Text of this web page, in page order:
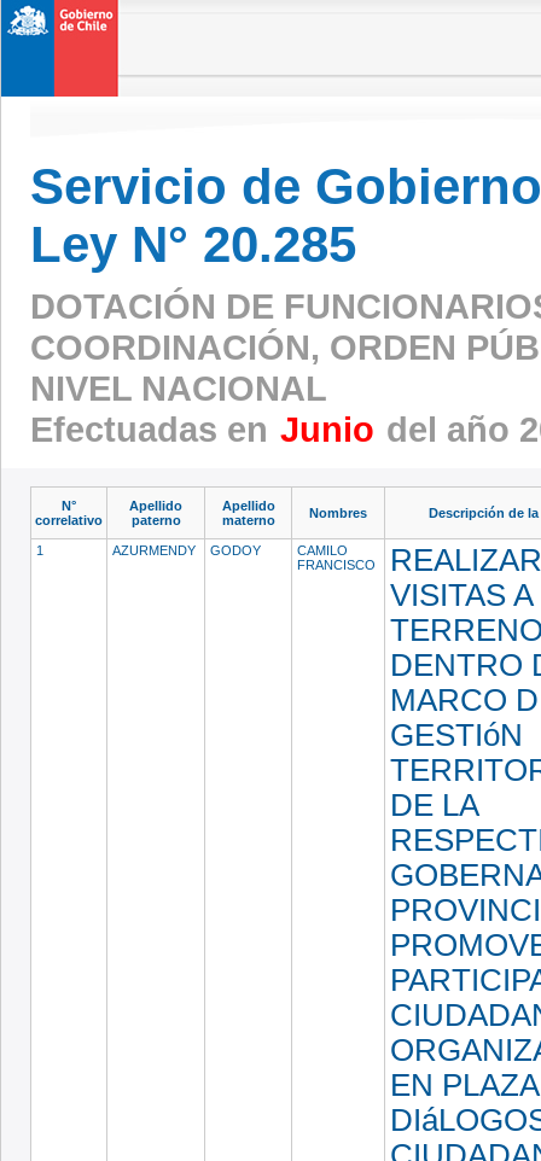
Servicio de
Ley N° 20.285
DOTACIÓN DE
COORDINACIÓN, ORDEN
NIVEL NACIONAL
Efectuadas en Junio del año
N°
correlativo
Apellido
paterno
Apellido
materno
Nombres Descripción de
1 AZURMENDY GODOY
CAMILO
FRANCISCO
REALIZAR
VISITAS A
DENTRO
MARCO
GESTIóN
DE LA
EN